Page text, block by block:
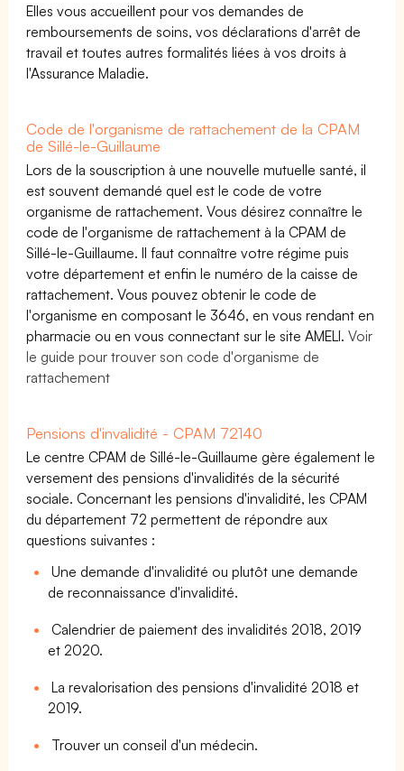
Elles vous accueillent pour vos demandes de
remboursements de soins, vos déclarations d'arrêt de
travail et toutes autres formalités liées à vos droits à
l'Assurance Maladie.
Code de l'organisme de rattachement de la CPAM
de Sillé-le-Guillaume
Lors de la souscription à une nouvelle mutuelle santé, il
est souvent demandé quel est le code de votre
organisme de rattachement. Vous désirez connaître le
code de l'organisme de rattachement à la CPAM de
Sillé-le-Guillaume. Il faut connaître votre régime puis
votre département et enfin le numéro de la caisse de
rattachement. Vous pouvez obtenir le code de
l'organisme en composant le 3646, en vous rendant en
pharmacie ou en vous connectant sur le site AMELI.Voir
le guide pour trouver son code d'organisme de
rattachement
Pensions d'invalidité - CPAM 72140
Le centre CPAM de Sillé-le-Guillaume gère également le
versement des pensions d'invalidités de la sécurité
sociale. Concernant les pensions d'invalidité, les CPAM
du département 72 permettent de répondre aux
questions suivantes :
Une demande d'invalidité ou plutôt une demande
de reconnaissance d'invalidité.
Calendrier de paiement des invalidités 2018, 2019
et 2020.
La revalorisation des pensions d'invalidité 2018 et
2019.
Trouver un conseil d'un médecin.